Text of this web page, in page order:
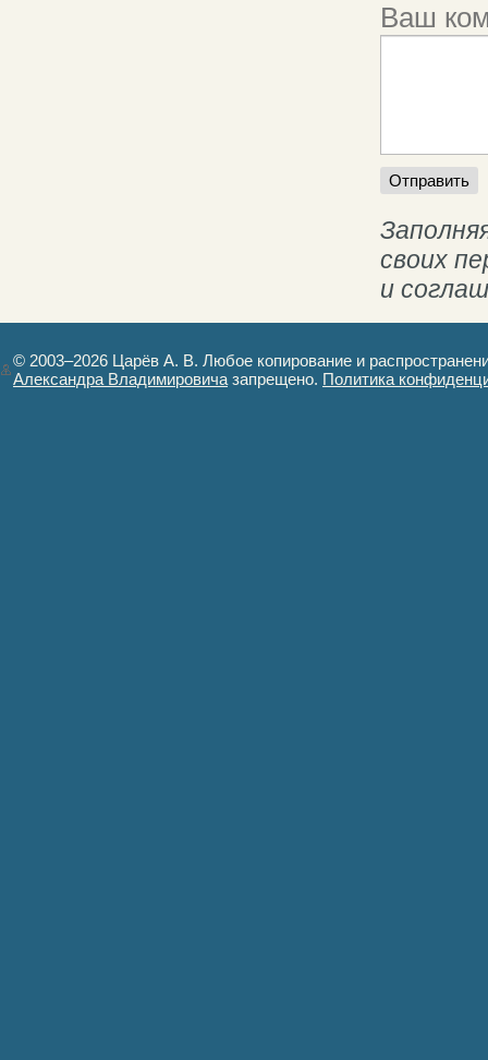
Ваш
своих
и
© 2003–2026 Царёв А. В. Любое копирование и
Александра Владимировича запрещено. Политика
Авторизация